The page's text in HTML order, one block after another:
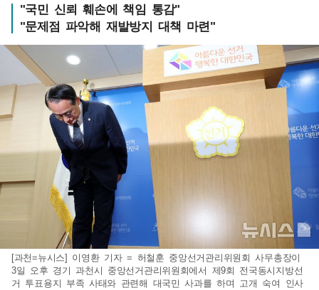
"국민 신뢰 훼손에 책임 통감"
"문제점 파악해 재발방지 대책 마련"
[과천=뉴시스] 이영환 기자 = 허철훈 중앙선거관리위원회 사무총장이
3일 오후 경기 과천시 중앙선거관리위원회에서 제9회 전국동시지방선
거 투표용지 부족 사태와 관련해 대국민 사과를 하며 고개 숙여 인사